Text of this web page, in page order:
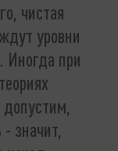
чистая
уровни
Иногда при
допустим,
значит,